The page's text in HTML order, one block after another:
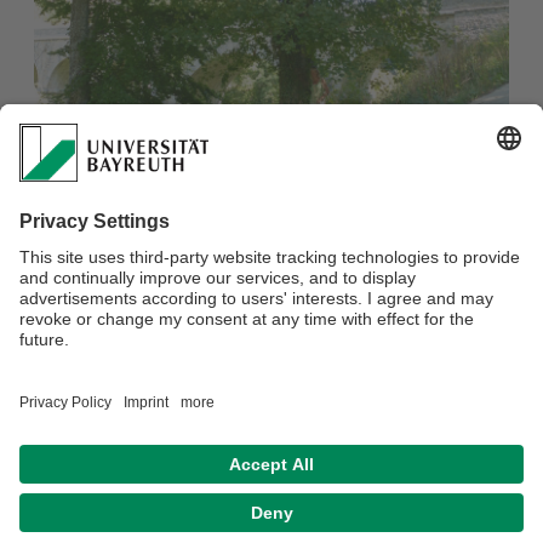
Stattliches Exemplar eines Schneeballblättrigen Ahorns
(Foto: G. Aas)
Barrierefreiheitserklärung
Hausordnung
Sitemap Kontakt